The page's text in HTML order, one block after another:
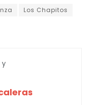
Los Chapitos